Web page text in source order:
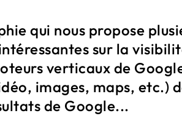
qui nous propose
sur la
verticaux de
images, maps, etc.)
de Google...